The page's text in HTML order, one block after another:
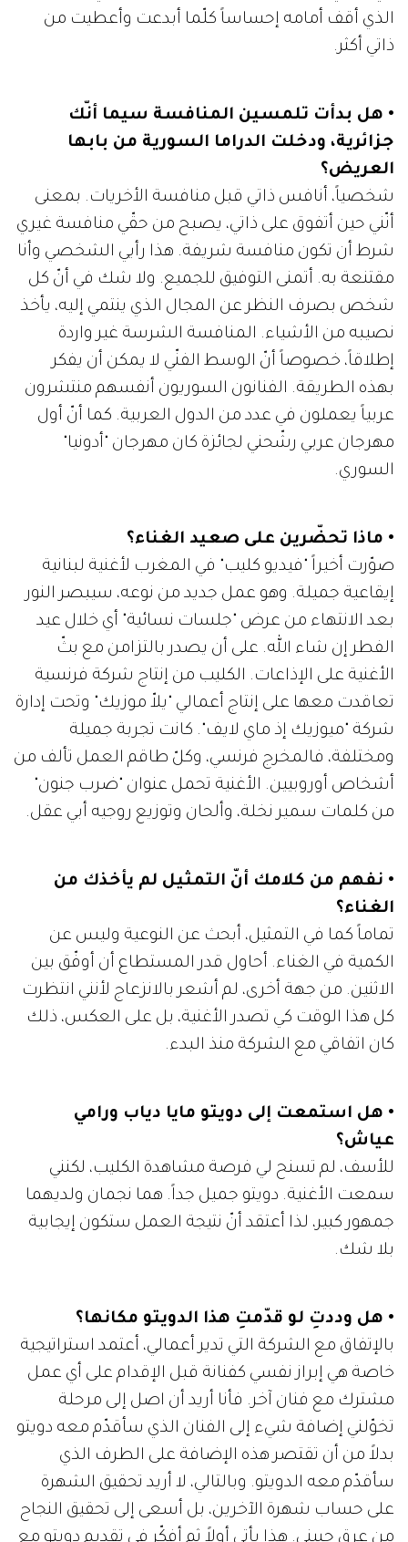
الذي أقف أمامه إحساساً كلّما أبدعت وأعطيت من
ذاتي أكثر.
• هل بدأت تلمسين المنافسة سيما أنّك
جزائرية، ودخلت الدراما السورية من بابها
العريض؟
شخصياً، أنافس ذاتي قبل منافسة الأخريات. بمعنى
أنّني حين أتفوق على ذاتي، يصبح من حقّي منافسة غيري
شرط أن تكون منافسة شريفة. هذا رأيي الشخصي وأنا
مقتنعة به. أتمنى التوفيق للجميع. ولا شك في أنّ كل
شخص بصرف النظر عن المجال الذي ينتمي إليه، يأخذ
نصيبه من الأشياء. المنافسة الشرسة غير واردة
إطلاقاً، خصوصاً أنّ الوسط الفنّي لا يمكن أن يفكر
بهذه الطريقة. الفنانون السوريون أنفسهم منتشرون
عربياً يعملون في عدد من الدول العربية. كما أنّ أول
مهرجان عربي رشّحني لجائزة كان مهرجان "أدونيا"
السوري.
• ماذا تحضّرين على صعيد الغناء؟
صوّرت أخيراً "فيديو كليب" في المغرب لأغنية لبنانية
إيقاعية جميلة. وهو عمل جديد من نوعه، سيبصر النور
بعد الانتهاء من عرض "جلسات نسائية" أي خلال عيد
الفطر إن شاء الله. على أن يصدر بالتزامن مع بثّ
الأغنية على الإذاعات. الكليب من إنتاج شركة فرنسية
تعاقدت معها على إنتاج أعمالي "يلاّ موزيك" وتحت إدارة
شركة "ميوزيك إذ ماي لايف". كانت تجربة جميلة
ومختلفة، فالمخرج فرنسي، وكلّ طاقم العمل تألف من
أشخاص أوروبيين. الأغنية تحمل عنوان "ضرب جنون"
من كلمات سمير نخلة، وألحان وتوزيع روجيه أبي عقل.
• نفهم من كلامك أنّ التمثيل لم يأخذك من
الغناء؟
تماماً كما في التمثيل، أبحث عن النوعية وليس عن
الكمية في الغناء. أحاول قدر المستطاع أن أوفّق بين
الاثنين. من جهة أخرى، لم أشعر بالانزعاج لأنني انتظرت
كل هذا الوقت كي تصدر الأغنية، بل على العكس، ذلك
كان اتفاقي مع الشركة منذ البدء.
• هل استمعت إلى دويتو مايا دياب ورامي
عياش؟
للأسف، لم تسنح لي فرصة مشاهدة الكليب، لكنني
سمعت الأغنية. دويتو جميل جداً. هما نجمان ولديهما
جمهور كبير، لذا أعتقد أنّ نتيجة العمل ستكون إيجابية
بلا شك.
• هل وددتِ لو قدّمتِ هذا الدويتو مكانها؟
بالإتفاق مع الشركة التي تدير أعمالي، أعتمد استراتيجية
خاصة هي إبراز نفسي كفنانة قبل الإقدام على أي عمل
مشترك مع فنان آخر. فأنا أريد أن اصل إلى مرحلة
تخوّلني إضافة شيء إلى الفنان الذي سأقدّم معه دويتو
بدلاً من أن تقتصر هذه الإضافة على الطرف الذي
سأقدّم معه الدويتو. وبالتالي، لا أريد تحقيق الشهرة
على حساب شهرة الآخرين، بل أسعى إلى تحقيق النجاح
من عرق جبيني. هذا يأتي أولاً ثم أفكّر في تقديم دويتو مع